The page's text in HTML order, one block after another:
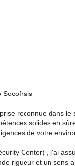
Socofrais
reconnue dans le
solides en
de votre
Center) , j'ai
rigueur et un sens